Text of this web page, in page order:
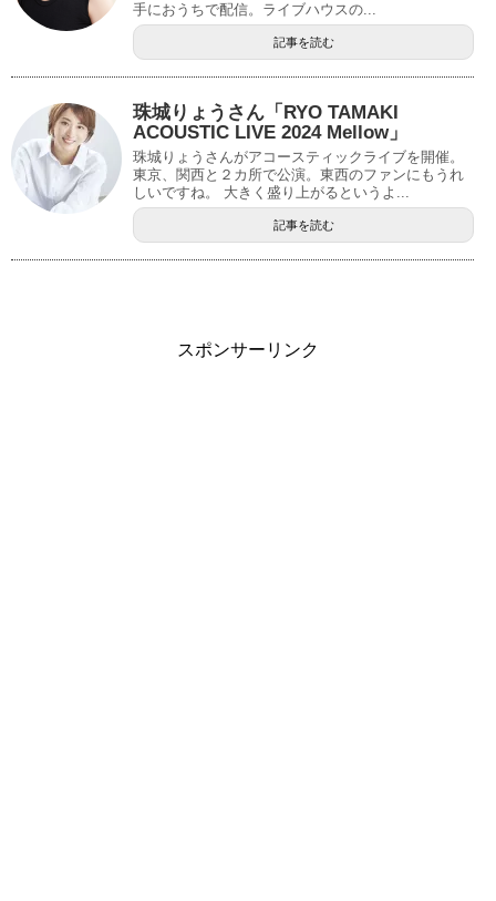
手におうちで配信。ライブハウスの...
記事を読む
珠城りょうさん「RYO TAMAKI
ACOUSTIC LIVE 2024 Mellow」
珠城りょうさんがアコースティックライブを開催。
東京、関西と２カ所で公演。東西のファンにもうれ
しいですね。 大きく盛り上がるというよ...
記事を読む
スポンサーリンク